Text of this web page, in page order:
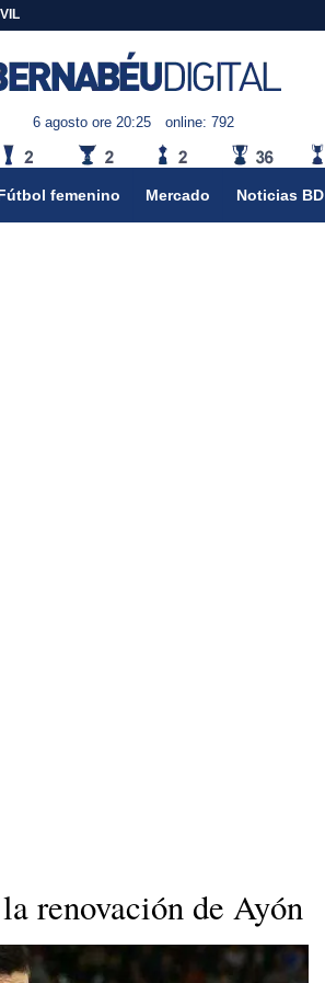
6 agosto ore 20:25 online: 792
femenino Mercado Noticias BD
renovación de Ayón